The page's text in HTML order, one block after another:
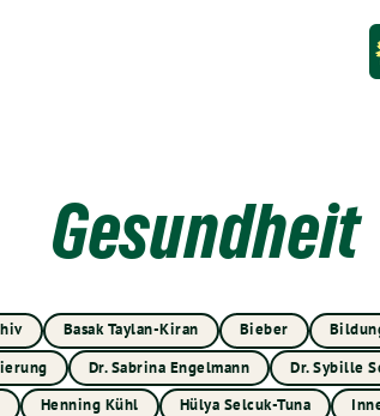
Gesundheit
Basak Taylan-Kiran Bieber
Dr. Sabrina Engelmann Dr. Sybille
Henning Kühl Hülya Selcuk-Tuna